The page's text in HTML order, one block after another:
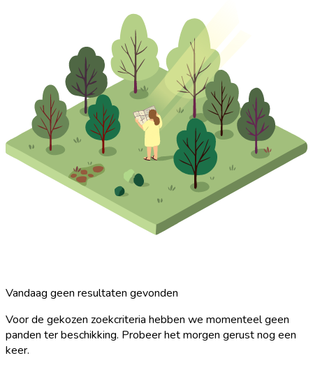
Vandaag geen resultaten gevonden
Voor de gekozen zoekcriteria hebben we momenteel geen
panden ter beschikking. Probeer het morgen gerust nog een
keer.